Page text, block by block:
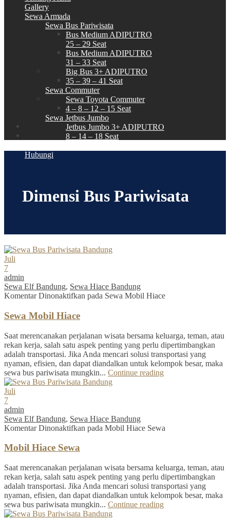
Gallery
Sewa Armada
Sewa Bus Pariwisata
Bus Medium ADIPUTRO
25 – 29 Seat
Bus Medium ADIPUTRO
31 – 33 Seat
Big Bus 3+ ADIPUTRO
35 – 39 – 41 Seat
Sewa Commuter
Sewa Toyota Commuter
4 – 8 – 12 – 15 Seat
Sewa Jetbus Jumbo
Jetbus Jumbo 3+ ADIPUTRO
8 – 14 – 18 Seat
Hubungi
Dimensi Bus Pariwisata
Juli
7
admin
Sewa Elf Bandung, Sewa Hiace Bandung
Komentar Dinonaktifkan pada Sewa Mobil Hiace
Sewa Mobil Hiace
Saat merencanakan perjalanan wisata bersama keluarga, teman, atau
rekan kerja, salah satu aspek penting yang perlu dipertimbangkan
adalah transportasi. Jika Anda mencari solusi transportasi yang
nyaman, efisien, dan dapat diandalkan untuk kelompok besar, maka
sewa bus pariwisata mungkin... Continue reading
Juli
7
admin
Sewa Elf Bandung, Sewa Hiace Bandung
Komentar Dinonaktifkan pada Mobil Hiace Sewa
Mobil Hiace Sewa
Saat merencanakan perjalanan wisata bersama keluarga, teman, atau
rekan kerja, salah satu aspek penting yang perlu dipertimbangkan
adalah transportasi. Jika Anda mencari solusi transportasi yang
nyaman, efisien, dan dapat diandalkan untuk kelompok besar, maka
sewa bus pariwisata mungkin... Continue reading